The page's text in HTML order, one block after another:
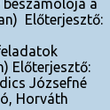
beszámolója a
Előterjesztő:
Előterjesztő:
Józsefné
Horváth